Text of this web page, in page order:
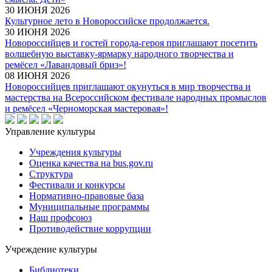
30 ИЮНЯ 2026
Культурное лето в Новороссийске продолжается.
30 ИЮНЯ 2026
Новороссийцев и гостей города-героя приглашают посетить
волшебную выставку-ярмарку народного творчества и
ремёсел «Лавандовый бриз»!
08 ИЮНЯ 2026
Новороссийцев приглашают окунуться в мир творчества и
мастерства на Всероссийском фестивале народных промыслов
и ремёсел «Черноморская мастеровая»!
Управление культуры
Учреждения культуры
Оценка качества на bus.gov.ru
Структура
Фестивали и конкурсы
Нормативно-правовые база
Муниципальные программы
Наш профсоюз
Противодействие коррупции
Учреждение культуры
Библиотеки